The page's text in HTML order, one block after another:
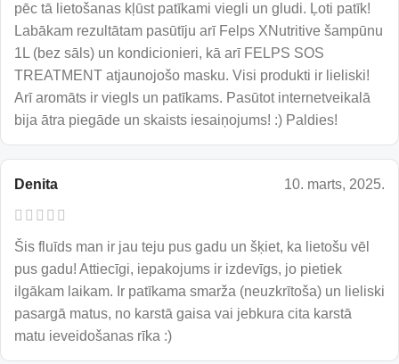
pēc tā lietošanas kļūst patīkami viegli un gludi. Ļoti patīk!
Labākam rezultātam pasūtīju arī Felps XNutritive šampūnu
1L (bez sāls) un kondicionieri, kā arī FELPS SOS
TREATMENT atjaunojošo masku. Visi produkti ir lieliski!
Arī aromāts ir viegls un patīkams. Pasūtot internetveikalā
bija ātra piegāde un skaists iesaiņojums! :) Paldies!
Denita 10. marts, 2025.
Šis fluīds man ir jau teju pus gadu un šķiet, ka lietošu vēl
pus gadu! Attiecīgi, iepakojums ir izdevīgs, jo pietiek
ilgākam laikam. Ir patīkama smarža (neuzkrītoša) un lieliski
pasargā matus, no karstā gaisa vai jebkura cita karstā
matu ieveidošanas rīka :)